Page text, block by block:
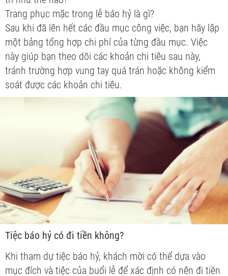
Trang phục mặc trong lễ báo hỷ là gì?
Sau khi đã lên hết các đầu mục công việc, bạn hãy lập
một bảng tổng hợp chi phí của từng đầu mục. Việc
này giúp bạn theo dõi các khoản chi tiêu sau này,
tránh trường hợp vung tay quá trán hoặc không kiểm
soát được các khoản chi tiêu.
Tiệc báo hỷ có đi tiền không?
Khi tham dự tiệc báo hỷ, khách mời có thể dựa vào
mục đích và tiệc của buổi lễ để xác định có nên đi tiền